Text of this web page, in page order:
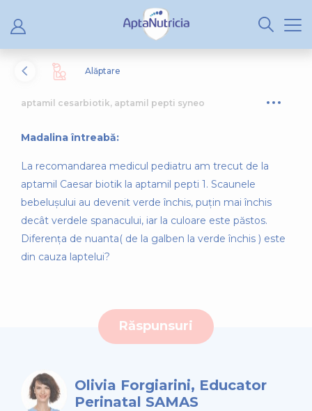
Alăptare
aptamil cesarbiotik, aptamil pepti syneo
Madalina întreabă:
La recomandarea medicul pediatru am trecut de la
aptamil Caesar biotik la aptamil pepti 1. Scaunele
bebelușului au devenit verde închis, puțin mai închis
decât verdele spanacului, iar la culoare este păstos.
Diferența de nuanta( de la galben la verde închis ) este
din cauza laptelui?
Răspunsuri
Olivia Forgiarini, Educator
Perinatal SAMAS